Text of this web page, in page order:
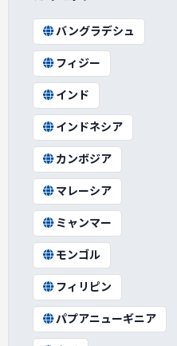
バングラデシュ
フィジー
インド
インドネシア
カンボジア
マレーシア
ミャンマー
モンゴル
フィリピン
パプアニューギニア